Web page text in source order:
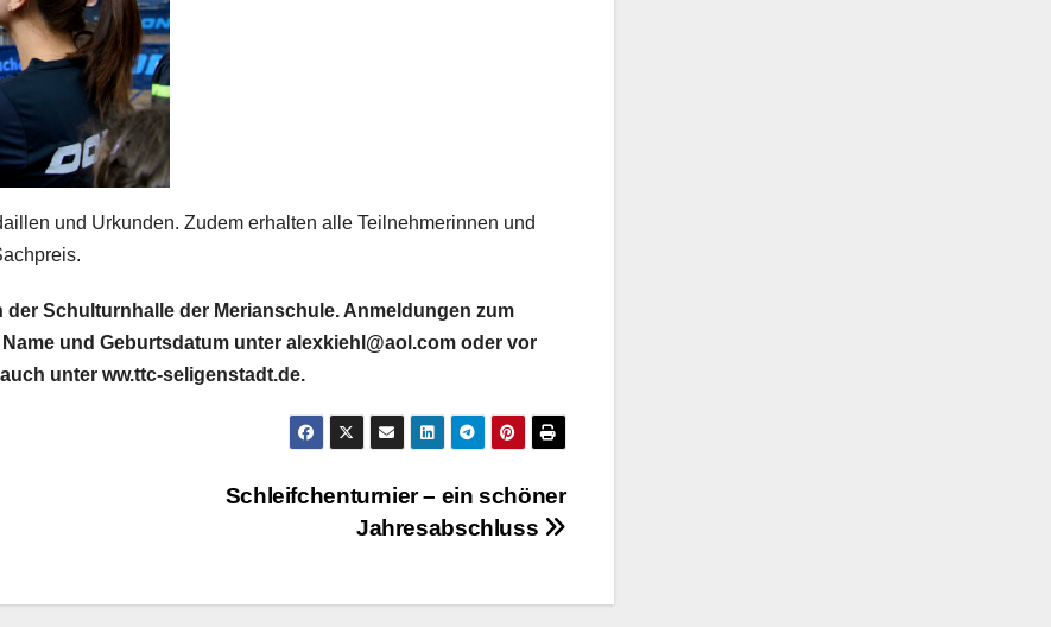
und Urkunden. Zudem erhalten alle Teilnehmerinnen und
der Schulturnhalle der Merianschule. Anmeldungen zum
und Geburtsdatum unter alexkiehl@aol.com oder vor
unter ww.ttc-seligenstadt.de.
Schleifchenturnier – ein schöner
Jahresabschluss